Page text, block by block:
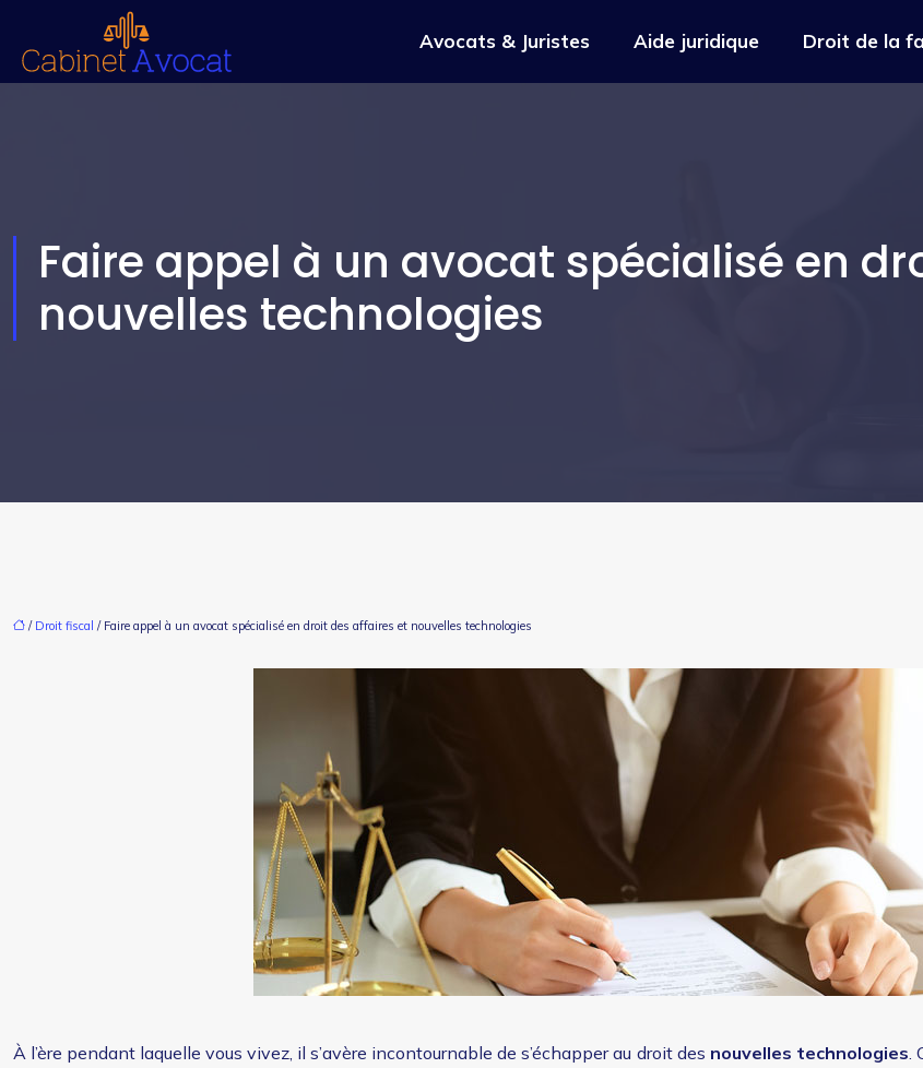
Avocats & Juristes Aide juridique Droit de la
Faire appel à un avocat spécialisé en
nouvelles technologies
/ Droit fiscal / Faire appel à un avocat spécialisé en droit des affaires et nouvelles technologies
À l’ère pendant laquelle vous vivez, il s’avère incontournable de s’échapper au droit des nouvelles technologies.